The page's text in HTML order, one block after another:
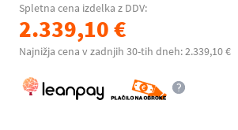
Spletna cena izdelka z DDV:
2.339,10 €
Najnižja cena v zadnjih 30-tih dneh: 2.339,10 €